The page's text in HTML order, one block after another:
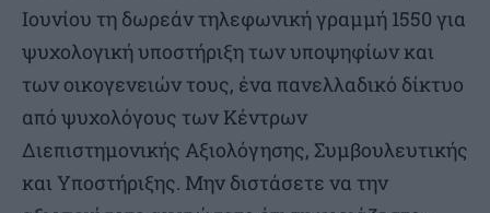
Ιουνίου τη δωρεάν τηλεφωνική γραμμή 1550 για
ψυχολογική υποστήριξη των υποψηφίων και
των οικογενειών τους, ένα πανελλαδικό δίκτυο
από ψυχολόγους των Κέντρων
Διεπιστημονικής Αξιολόγησης, Συμβουλευτικής
και Υποστήριξης. Μην διστάσετε να την